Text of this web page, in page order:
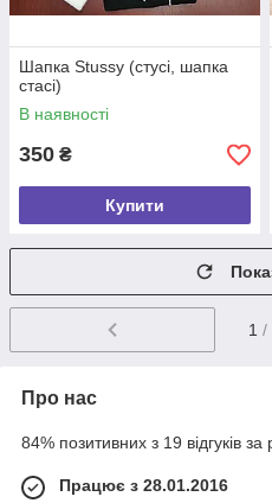
Шапка Stussy (стусі, шапка
стасі)
В наявності
350 ₴
Купити
1 /
Про нас
84% позитивних з 19 відгуків за
Працює з 28.01.2016